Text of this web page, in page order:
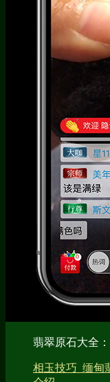
翡翠原石大全：
相玉技巧_缅甸